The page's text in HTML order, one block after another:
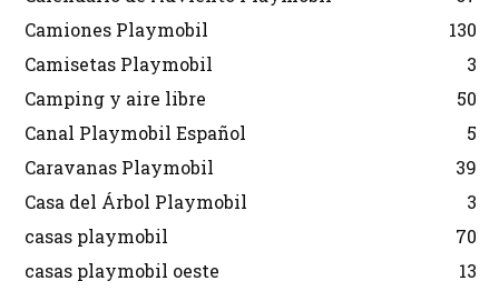
Camiones Playmobil
130
Camisetas Playmobil
3
Camping y aire libre
50
Canal Playmobil Español
5
Caravanas Playmobil
39
Casa del Árbol Playmobil
3
casas playmobil
70
casas playmobil oeste
13